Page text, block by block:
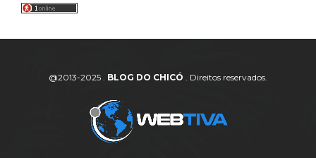
@2013-2025 . BLOG DO CHICÓ . Direitos reservados.